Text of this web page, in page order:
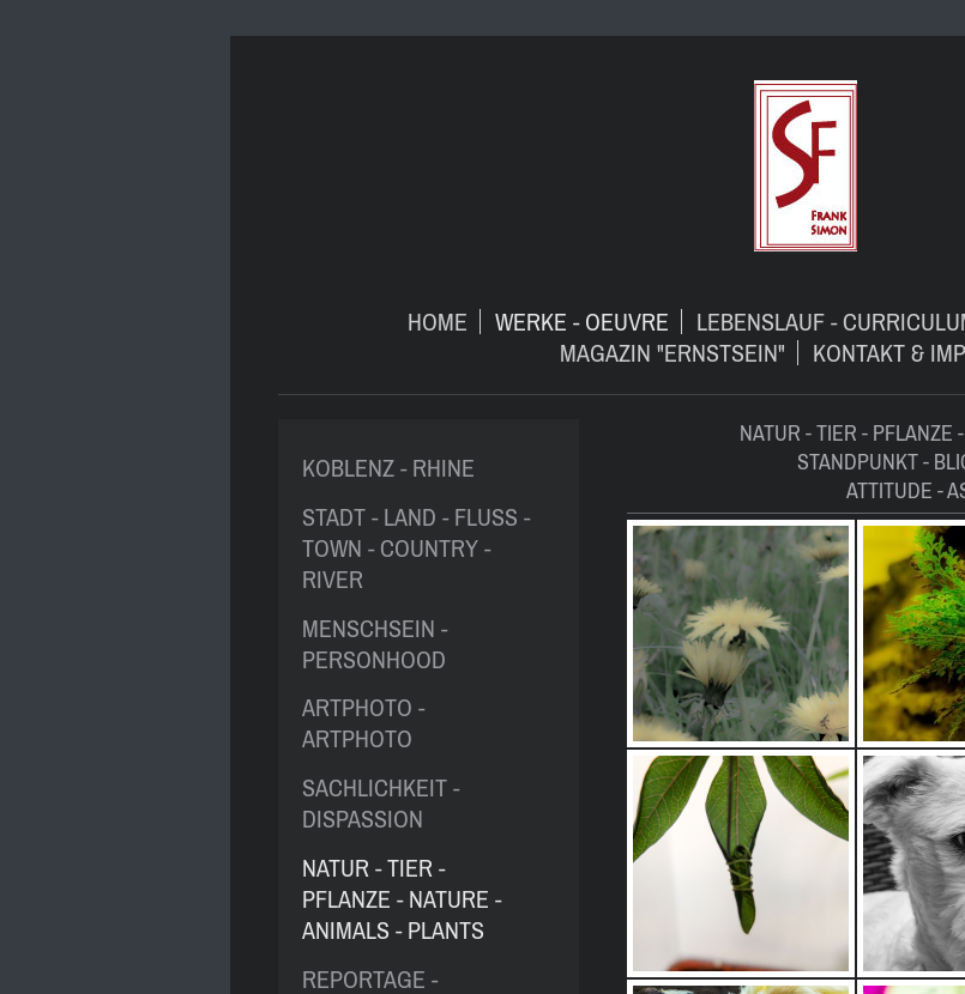
HOME WERKE - OEUVRE LEBENSLAUF -
MAGAZIN "ERNSTSEIN"
KONTAKT &
NATUR - TIER - PFLANZE
STANDPUNKT -
ATTITUDE -
KOBLENZ - RHINE
STADT - LAND - FLUSS -
TOWN - COUNTRY -
RIVER
MENSCHSEIN -
PERSONHOOD
ARTPHOTO -
ARTPHOTO
SACHLICHKEIT -
DISPASSION
NATUR - TIER -
PFLANZE - NATURE -
ANIMALS - PLANTS
REPORTAGE -